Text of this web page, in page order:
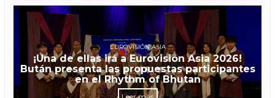
EUROVISIÓN ASIA
¡Una de ellas irá a Eurovisión Asia 2026!
Bután presenta las propuestas participantes
en el Rhythm of Bhutan